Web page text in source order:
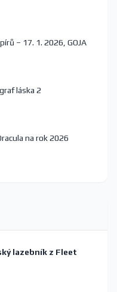
– 17. 1. 2026, GOJA
láska 2
na rok 2026
lazebník z Fleet